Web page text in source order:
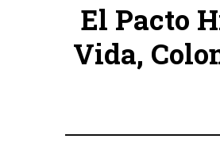
El Pacto
Vida,